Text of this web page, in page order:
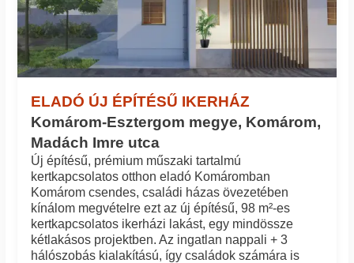
ELADÓ ÚJ ÉPÍTÉSŰ IKERHÁZ
Komárom-Esztergom megye, Komárom,
Madách Imre utca
Új építésű, prémium műszaki tartalmú
kertkapcsolatos otthon eladó Komáromban
Komárom csendes, családi házas övezetében
kínálom megvételre ezt az új építésű, 98 m²-es
kertkapcsolatos ikerházi lakást, egy mindössze
kétlakásos projektben. Az ingatlan nappali + 3
hálószobás kialakítású, így családok számára is